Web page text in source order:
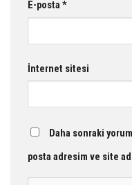
E-posta *
İnternet sitesi
Daha sonraki
posta adresim ve site